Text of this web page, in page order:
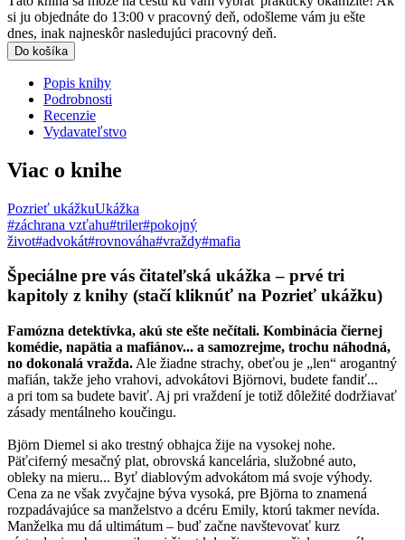
si ju objednáte do 13:00 v pracovný deň, odošleme vám ju ešte
dnes, inak najneskôr nasledujúci pracovný deň.
Do košíka
Popis knihy
Podrobnosti
Recenzie
Vydavateľstvo
Viac o knihe
Pozrieť ukážkuUkážka
#záchrana vzťahu#triler#pokojný
život#advokát#rovnováha#vraždy#mafia
Špeciálne pre vás čitateľská ukážka – prvé tri
kapitoly z knihy (stačí kliknúť na Pozrieť ukážku)
Famózna detektívka, akú ste ešte nečítali. Kombinácia čiernej
komédie, napätia a mafiánov... a samozrejme, trochu náhodná,
no dokonalá vražda. Ale žiadne strachy, obeťou je „len“ arogantný
mafián, takže jeho vrahovi, advokátovi Björnovi, budete fandiť...
a pri tom sa budete baviť. Aj pri vraždení je totiž dôležité dodržiavať
zásady mentálneho koučingu.
Björn Diemel si ako trestný obhajca žije na vysokej nohe.
Päťciferný mesačný plat, obrovská kancelária, služobné auto,
obleky na mieru... Byť diablovým advokátom má svoje výhody.
Cena za ne však zvyčajne býva vysoká, pre Björna to znamená
rozpadávajúce sa manželstvo a dcéru Emily, ktorú takmer nevída.
Manželka mu dá ultimátum – buď začne navštevovať kurz